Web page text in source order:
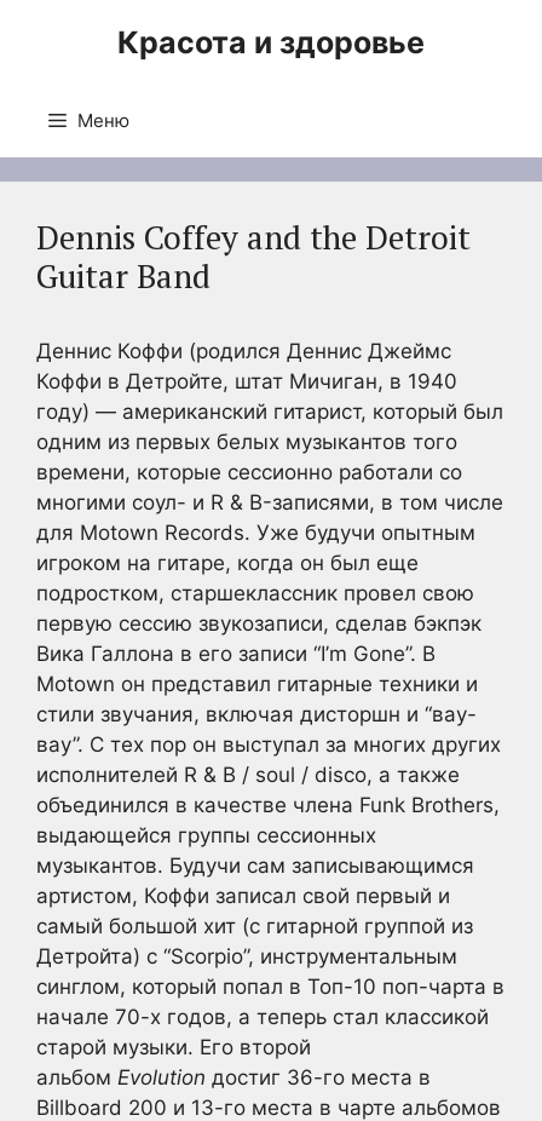
Красота и здоровье
Меню
Dennis Coffey and the Detroit
Guitar Band
Деннис Коффи (родился Деннис Джеймс
Коффи в Детройте, штат Мичиган, в 1940
году) — американский гитарист, который был
одним из первых белых музыкантов того
времени, которые сессионно работали со
многими соул- и R & B-записями, в том числе
для Motown Records. Уже будучи опытным
игроком на гитаре, когда он был еще
подростком, старшеклассник провел свою
первую сессию звукозаписи, сделав бэкпэк
Вика Галлона в его записи “I’m Gone”. В
Motown он представил гитарные техники и
стили звучания, включая дисторшн и “вау-
вау”. С тех пор он выступал за многих других
исполнителей R & B / soul / disco, а также
объединился в качестве члена Funk Brothers,
выдающейся группы сессионных
музыкантов. Будучи сам записывающимся
артистом, Коффи записал свой первый и
самый большой хит (с гитарной группой из
Детройта) с “Scorpio”, инструментальным
синглом, который попал в Топ-10 поп-чарта в
начале 70-х годов, а теперь стал классикой
старой музыки. Его второй
альбом Evolution достиг 36-го места в
Billboard 200 и 13-го места в чарте альбомов